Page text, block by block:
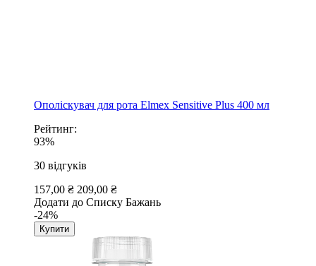
Ополіскувач для рота Elmex Sensitive Plus 400 мл
Рейтинг:
93%
30 відгуків
157,00 ₴ 209,00 ₴
Додати до Списку Бажань
-24%
Купити